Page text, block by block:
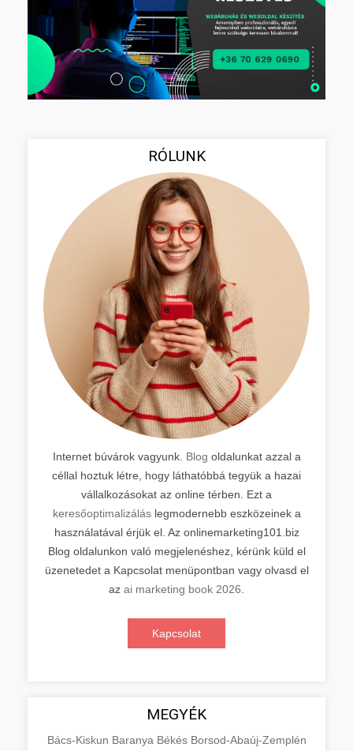
RÓLUNK
Internet búvárok vagyunk. Blog oldalunkat azzal a
céllal hoztuk létre, hogy láthatóbbá tegyük a hazai
vállalkozásokat az online térben. Ezt a
keresőoptimalizáláslegmodernebb eszközeinek a
használatával érjük el. Az onlinemarketing101.biz
Blog oldalunkon való megjelenéshez, kérünk küld el
üzenetedet a Kapcsolat menüpontban vagy olvasd el
az ai marketing book 2026
Kapcsolat
MEGYÉK
Bács-Kiskun Baranya Békés Borsod-Abaúj-Zemplén